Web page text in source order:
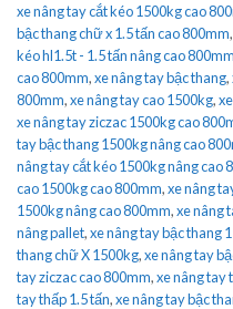
xe nâng tay cắt kéo 1500kg cao
bậc thang chữ x 1.5 tấn cao 800mm,
kéo hl1.5t - 1.5 tấn nâng cao 800mm
cao 800mm,xe nâng tay bậc thang,
800mm,xe nâng tay cao 1500kg,
xe nâng tay ziczac 1500kg cao
tay bậc thang 1500kg nâng cao
nâng tay cắt kéo 1500kg nâng cao
cao 1500kg cao 800mm,xe nâng
1500kg nâng cao 800mm,xe nâng
nâng pallet,xe nâng tay bậc thang
thang chữ X 1500kg,xe nâng tay
tay ziczac cao 800mm,xe nâng tay
tay thấp 1.5 tấn,xe nâng tay bậc